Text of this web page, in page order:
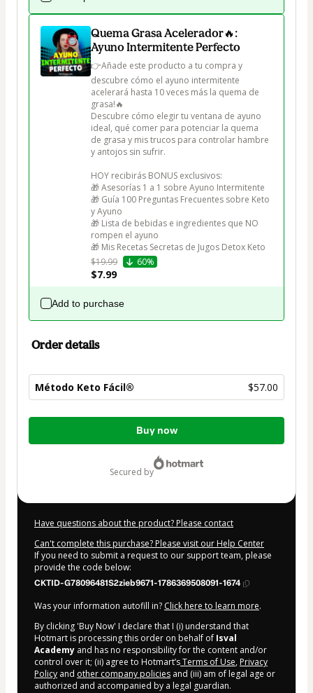
Quema Grasa Acelerador🔥:
Ayuno Intermitente Perfecto
👉Añade este producto a tu compra y
descubre cómo el ayuno intermitente
acelerará hasta 10 veces más la quema de
grasa!🔥
Descubre cómo elegir tu ventana de ayuno
ideal, qué comer para potenciar la quema
de grasa y mis trucos para controlar hambre
y antojos sin sufrir.
HOY recibirás BONUS exclusivos:
🎁 Asesorías 1 a 1 sobre Ayuno Intermitente
🎁 Guía 100 Preguntas Frecuentes sobre Keto
y Ayuno
🎁 Lista de bebidas e ingredientes que NO
rompen el ayuno
🎁 Mis Recetas Secretas de Jugos Detox Keto
$19.99
60%
$7.99
Add to purchase
Order details
Método Keto Fácil® $57.00
Total
Buy now
secured by
Have questions about the product? Please contact
Can't complete this purchase? Please visit our Help Center
If you need to submit a request to our support team, please
provide the code below:
CKTID-G78096481S2zieb9671-1786369508091-1674
Was your information autofill in? Click here to learn more.
By clicking 'Buy Now' I declare that I (i) understand that
Hotmart is processing this order on behalf of Isval
Academy and has no responsibility for the content and/or
control over it; (ii) agree to Hotmart’sTerms of Use, Privacy
Policy and other company policies and (iii) am of legal age or
authorized and accompanied by a legal guardian.